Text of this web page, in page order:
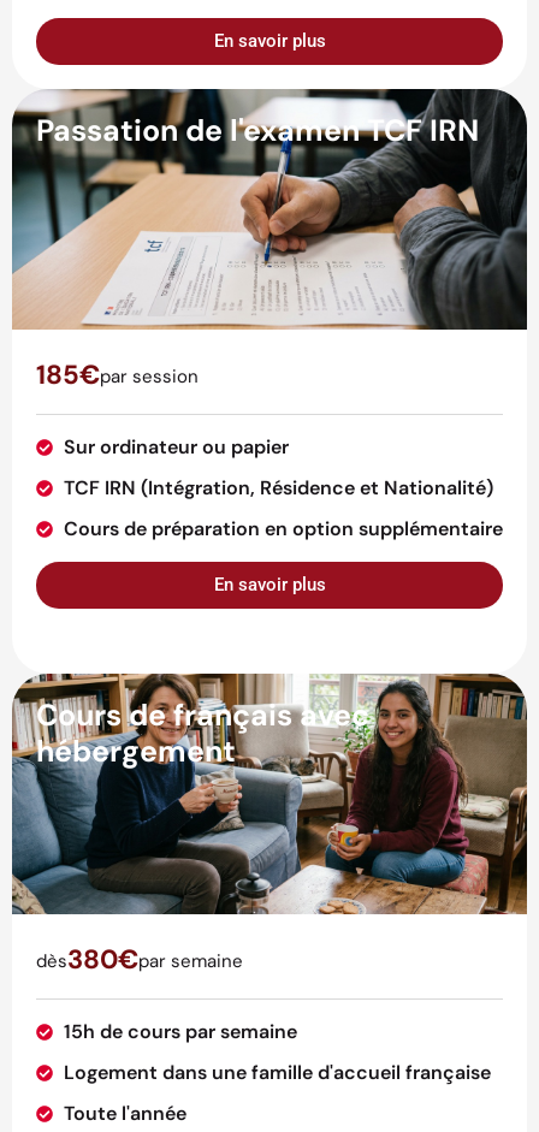
En savoir plus
Passation de l'examen TCF IRN
185€par session
Sur ordinateur ou papier
TCF IRN (Intégration, Résidence et Nationalité)
Cours de préparation en option supplémentaire
En savoir plus
Cours de français avec
hébergement
dès380€par semaine
15h de cours par semaine
Logement dans une famille d'accueil française
Toute l'année